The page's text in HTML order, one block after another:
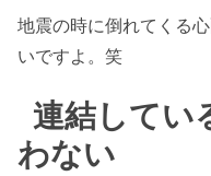
地震の時に倒れてくる
いですよ。笑
連結してい
わない